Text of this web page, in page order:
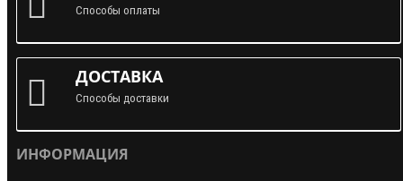
Способы оплаты
ДОСТАВКА
Способы доставки
ИНФОРМАЦИЯ